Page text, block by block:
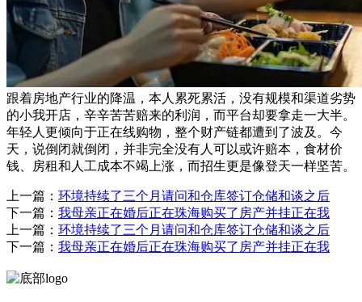
跟着房地产行业的降温，本人累死累活，没有规模和渠道劣势
的小我开店，辛辛苦苦赔来的利润，而平台却要拿走一大半。
年轻人更倾向于正在线购物，整个财产链都遭到了波及。今
天，说倒闭就倒闭，并非完全没有人可以或许赔本，食材价
钱、房租和人工成本不竭上涨，而招生更是像登天一样坚苦。
上一篇： 环境持续了三个月请问和仓库签订仓储和谈之后
下一篇： 我母亲正在婚后正在珠海购买了房产并挂正在我
上一篇： 环境持续了三个月请问和仓库签订仓储和谈之后
下一篇： 我母亲正在婚后正在珠海购买了房产并挂正在我